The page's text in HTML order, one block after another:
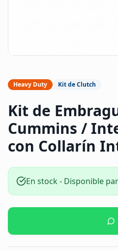
Heavy Duty Kit de Clutch
Kit de
Cummins /
con Collarín
En stock - Disponible